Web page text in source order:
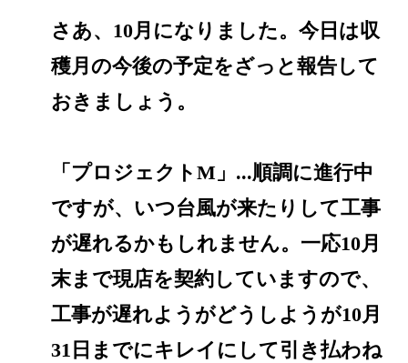
さあ、10月になりました。今日は収
穫月の今後の予定をざっと報告して
おきましょう。
「プロジェクトM」...順調に進行中
ですが、いつ台風が来たりして工事
が遅れるかもしれません。一応10月
末まで現店を契約していますので、
工事が遅れようがどうしようが10月
31日までにキレイにして引き払わね